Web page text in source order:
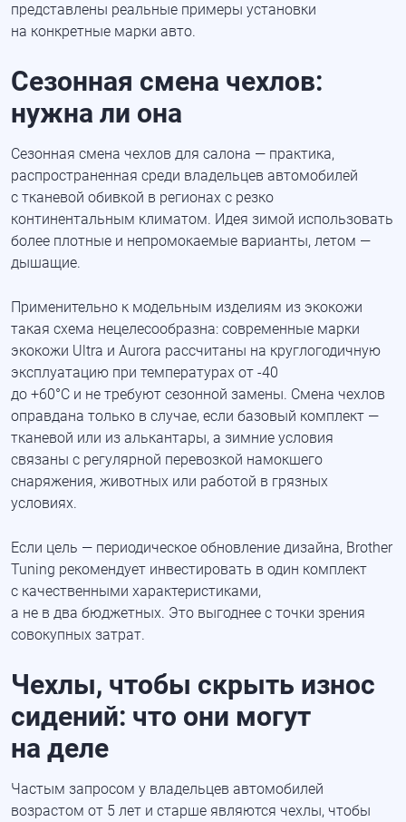
представлены реальные примеры установки
на конкретные марки авто.
Сезонная смена чехлов:
нужна ли она
Сезонная смена чехлов для салона — практика,
распространенная среди владельцев автомобилей
с тканевой обивкой в регионах с резко
континентальным климатом. Идея зимой использовать
более плотные и непромокаемые варианты, летом —
дышащие.
Применительно к модельным изделиям из экокожи
такая схема нецелесообразна: современные марки
экокожи Ultra и Aurora рассчитаны на круглогодичную
эксплуатацию при температурах от -40
до +60°C и не требуют сезонной замены. Смена чехлов
оправдана только в случае, если базовый комплект —
тканевой или из алькантары, а зимние условия
связаны с регулярной перевозкой намокшего
снаряжения, животных или работой в грязных
условиях.
Если цель — периодическое обновление дизайна, Brother
Tuning рекомендует инвестировать в один комплект
с качественными характеристиками,
а не в два бюджетных. Это выгоднее с точки зрения
совокупных затрат.
Чехлы, чтобы скрыть износ
сидений: что они могут
на деле
Частым запросом у владельцев автомобилей
возрастом от 5 лет и старше являются чехлы, чтобы